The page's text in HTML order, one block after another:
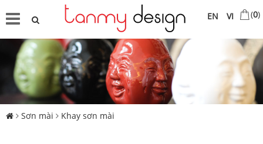
VI
EN (0)
Sơn mài Khay sơn mài